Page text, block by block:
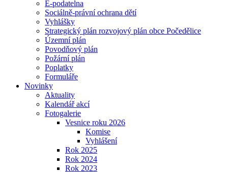
E-podatelna
Sociálně-právní ochrana dětí
Vyhlášky
Strategický plán rozvojový plán obce Počedělice
Územní plán
Povodňový plán
Požární plán
Poplatky
Formuláře
Novinky
Aktuality
Kalendář akcí
Fotogalerie
Vesnice roku 2026
Komise
Vyhlášení
Rok 2025
Rok 2024
Rok 2023